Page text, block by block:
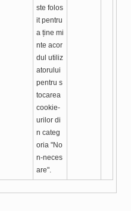
ste folos
it pentru
a ține mi
nte acor
dul utiliz
atorului
pentru s
tocarea
cookie-
urilor di
n categ
oria "No
n-neces
are".